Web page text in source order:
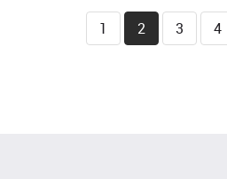
1 2 3 4